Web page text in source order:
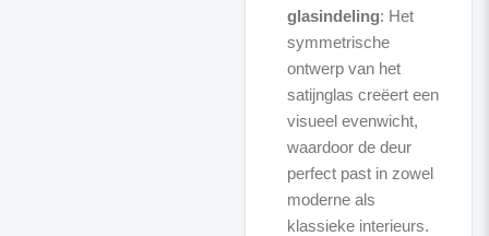
glasindeling: Het
symmetrische
ontwerp van het
satijnglas creëert een
visueel evenwicht,
waardoor de deur
perfect past in zowel
moderne als
klassieke interieurs.